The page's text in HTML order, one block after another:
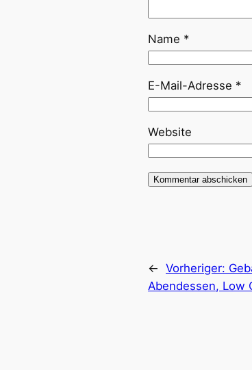
Name *
E-Mail-Adresse *
Website
← Vorheriger:
Abendessen, Low